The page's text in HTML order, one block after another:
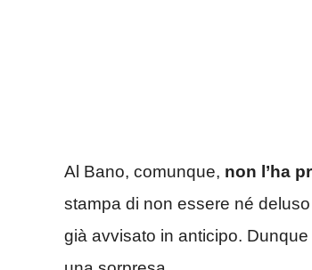
Al Bano, comunque, non l’ha
stampa di non essere né
già avvisato in anticipo.